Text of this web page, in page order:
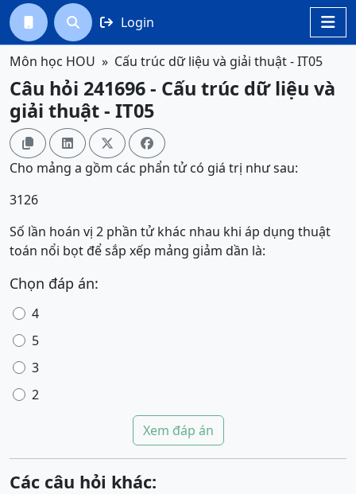

  Login
Môn học HOU Cấu trúc dữ liệu và giải thuật - IT05
Câu hỏi 241696 - Cấu trúc dữ liệu và
giải thuật - IT05
   
Cho mảng a gồm các phẩn tử có giá trị như sau:
3126
Số lần hoán vị 2 phần tử khác nhau khi áp dụng thuật
toán nổi bọt để sắp xếp mảng giảm dần là:
Chọn đáp án:
4
5
3
2
Xem đáp án
Các câu hỏi khác: